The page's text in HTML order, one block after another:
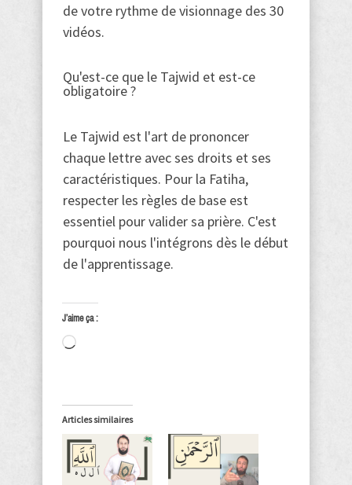
de votre rythme de visionnage des 30
vidéos.
Qu'est-ce que le Tajwid et est-ce
obligatoire ?
Le Tajwid est l'art de prononcer
chaque lettre avec ses droits et ses
caractéristiques. Pour la Fatiha,
respecter les règles de base est
essentiel pour valider sa prière. C'est
pourquoi nous l'intégrons dès le début
de l'apprentissage.
J’aime ça :
Chargement…
Articles similaires